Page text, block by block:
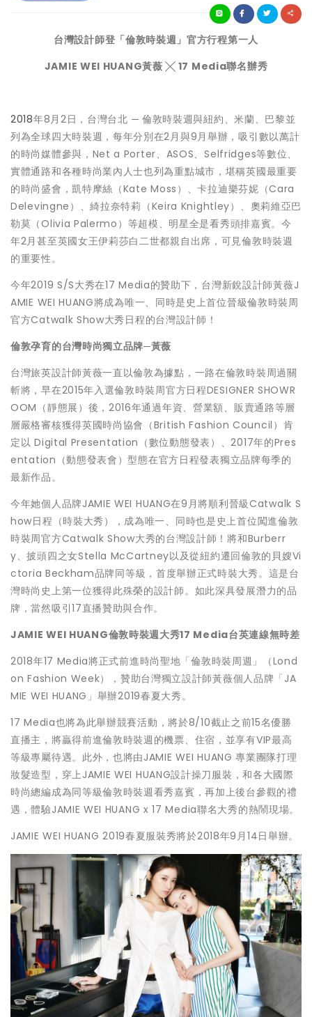
台灣設計師登「倫敦時裝週」官方行程第一人
JAMIE WEI HUANG黃薇╳ 17 Media聯名辦秀
2018年8月2日，台灣台北 ─ 倫敦時裝週與紐約、米蘭、巴黎並
列為全球四大時裝週，每年分別在2月與9月舉辦，吸引數以萬計
的時尚媒體參與，Net a Porter、ASOS、Selfridges等數位、
實體通路和各種時尚業內人士也列為重點城市，堪稱英國最重要
的時尚盛會，凱特摩絲（Kate Moss）、卡拉迪樂芬妮（Cara
Delevingne）、綺拉奈特莉（Keira Knightley）、奧莉維亞巴
勒莫（Olivia Palermo）等超模、明星全是看秀頭排嘉賓。今
年2月甚至英國女王伊莉莎白二世都親自出席，可見倫敦時裝週
的重要性。
今年2019 S/S大秀在17 Media的贊助下，台灣新銳設計師黃薇J
AMIE WEI HUANG將成為唯一、同時是史上首位晉級倫敦時裝周
官方Catwalk Show大秀日程的台灣設計師！
倫敦孕育的台灣時尚獨立品牌─黃薇
台灣旅英設計師黃薇一直以倫敦為據點，一路在倫敦時裝周過關
斬將，早在2015年入選倫敦時裝周官方日程DESIGNER SHOWR
OOM（靜態展）後，2016年通過年資、營業額、販賣通路等層
層嚴格審核獲得英國時尚協會（British Fashion Council）肯
定以 Digital Presentation（數位動態發表）、2017年的Pres
entation（動態發表會）型態在官方日程發表獨立品牌每季的
最新作品。
今年她個人品牌JAMIE WEI HUANG在9月將順利晉級Catwalk S
how日程（時裝大秀），成為唯一、同時也是史上首位闖進倫敦
時裝周官方Catwalk Show大秀的台灣設計師！將和Burberr
y、披頭四之女Stella McCartney以及從紐約遷回倫敦的貝嫂Vi
ctoria Beckham品牌同等級，首度舉辦正式時裝大秀。這是台
灣時尚史上第一位獲得此殊榮的設計師。如此深具發展潛力的品
牌，當然吸引17直播贊助與合作。
JAMIE WEI HUANG倫敦時裝週大秀17 Media台英連線無時差
2018年17 Media將正式前進時尚聖地「倫敦時裝周週」（Lond
on Fashion Week），贊助台灣獨立設計師黃薇個人品牌「JA
MIE WEI HUANG」舉辦2019春夏大秀。
17 Media也將為此舉辦競賽活動，將於8/10截止之前15名優勝
直播主，將贏得前進倫敦時裝週的機票、住宿，並享有VIP最高
等級專屬待遇。此外，也將由JAMIE WEI HUANG 專業團隊打理
妝髮造型，穿上JAMIE WEI HUANG設計操刀服裝，和各大國際
時尚總編成為同等級倫敦時裝週看秀嘉賓，再加上後台參觀的禮
遇，體驗JAMIE WEI HUANG x 17 Media聯名大秀的熱鬧現場。
JAMIE WEI HUANG 2019春夏服裝秀將於2018年9月14日舉辦。